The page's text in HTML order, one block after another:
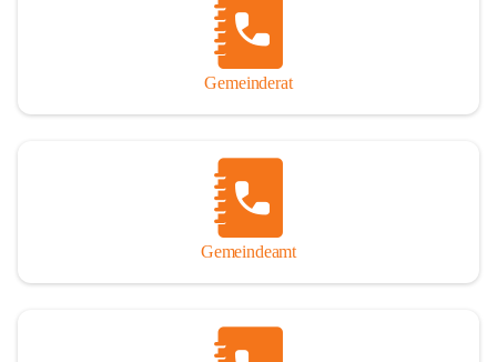
Gemeinderat
Gemeindeamt